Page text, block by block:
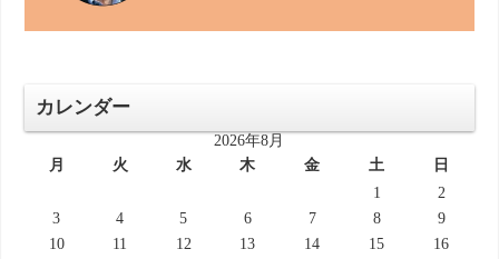
カレンダー
2026年8月
月
火 水 木 金 土 日
1
2
3
4 5 6 7 8
9
10
11 12 13 14 15
16